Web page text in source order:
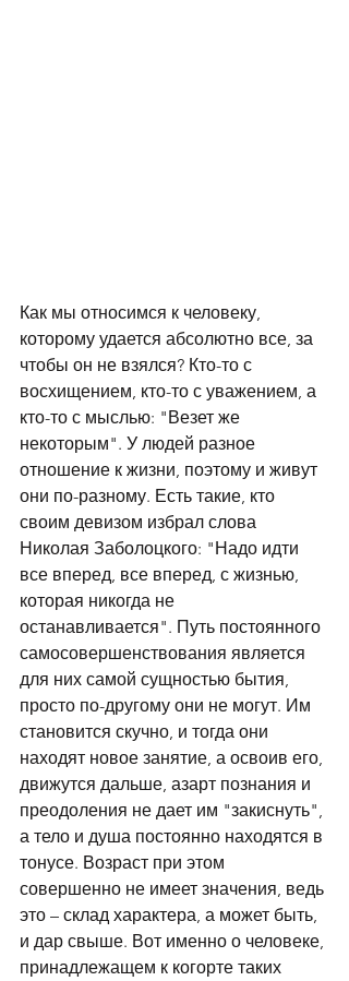
Как мы относимся к человеку,
которому удается абсолютно все, за
чтобы он не взялся? Кто-то с
восхищением, кто-то с уважением, а
кто-то с мыслью: "Везет же
некоторым". У людей разное
отношение к жизни, поэтому и живут
они по-разному. Есть такие, кто
своим девизом избрал слова
Николая Заболоцкого: "Надо идти
все вперед, все вперед, с жизнью,
которая никогда не
останавливается". Путь постоянного
самосовершенствования является
для них самой сущностью бытия,
просто по-другому они не могут. Им
становится скучно, и тогда они
находят новое занятие, а освоив его,
движутся дальше, азарт познания и
преодоления не дает им "закиснуть",
а тело и душа постоянно находятся в
тонусе. Возраст при этом
совершенно не имеет значения, ведь
это – склад характера, а может быть,
и дар свыше. Вот именно о человеке,
принадлежащем к когорте таких